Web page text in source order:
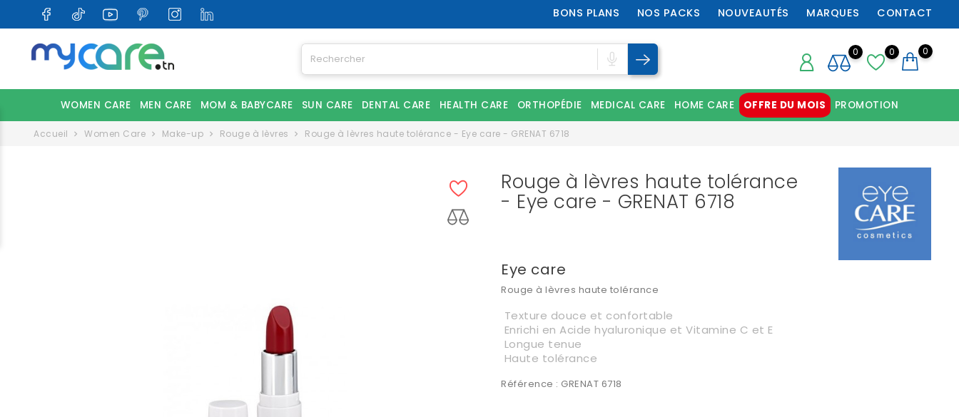
BONS PLANS NOS PACKS NOUVEAUTÉS MARQUES CONTACT
0 0
0
WOMEN CARE MEN CARE MOM & BABYCARE SUN CARE DENTAL CARE HEALTH CARE ORTHOPÉDIE MEDICAL CARE HOME CARE OFFRE DU MOIS PROMOTION
Accueil Women Care Make-up Rouge à lèvres Rouge à lèvres haute tolérance - Eye care - GRENAT 6718
Rouge à lèvres haute tolérance
- Eye care - GRENAT 6718
Eye care
Rouge à lèvres haute tolérance
Texture douce et confortable
Enrichi en Acide hyaluronique et Vitamine C et E
Longue tenue
Haute tolérance
Référence : GRENAT 6718